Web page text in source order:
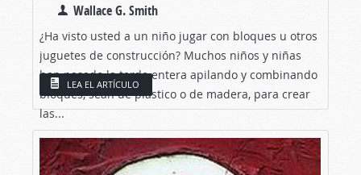
Wallace G. Smith
¿Ha visto usted a un niño jugar con bloques u otros
juguetes de construcción? Muchos niños y niñas
han pasado la tarde entera apilando y combinando
bloques, sean de plástico o de madera, para crear
las...
LEA EL ARTÍCULO